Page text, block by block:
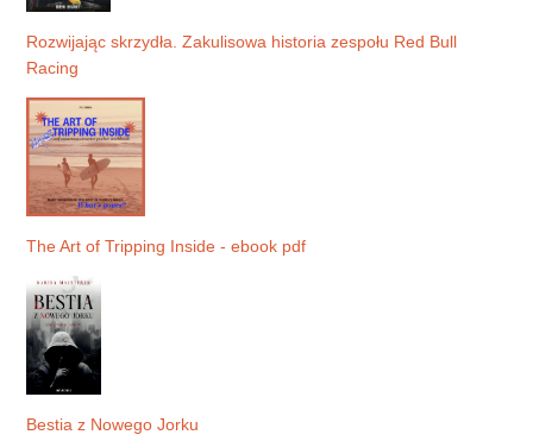
Rozwijając skrzydła. Zakulisowa historia zespołu Red Bull
Racing
The Art of Tripping Inside - ebook pdf
Bestia z Nowego Jorku